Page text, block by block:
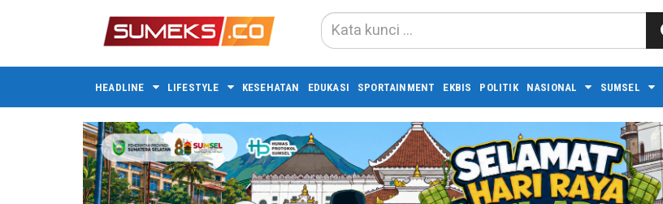
HEADLINE LIFESTYLE KESEHATAN EDUKASI SPORTAINMENT EKBIS POLITIK NASIONAL SUMSEL